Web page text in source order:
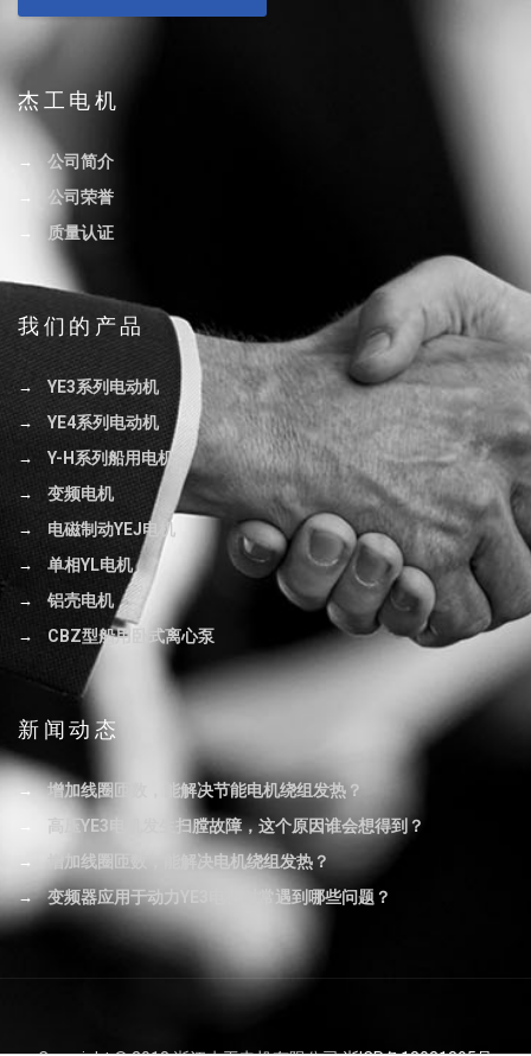
杰工电机
公司简介
公司荣誉
质量认证
我们的产品
YE3系列电动机
YE4系列电动机
Y-H系列船用电机
变频电机
电磁制动YEJ电机
单相YL电机
铝壳电机
CBZ型船用卧式离心泵
新闻动态
增加线圈匝数，能解决节能电机绕组发热？
高压YE3电机发生扫膛故障，这个原因谁会想得到？
增加线圈匝数，能解决电机绕组发热？
变频器应用于动力YE3电机时常遇到哪些问题？